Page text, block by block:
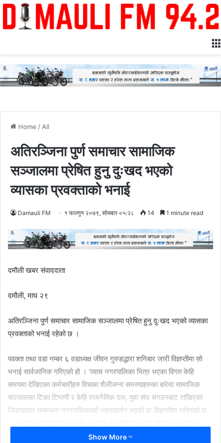
Home / All
अतिरञ्जिना पुर्ण समाचार सामाजिक
सञ्जालमा प्रेषित हुनु दुःखद भएको
व्यासका प्रवक्ताको भनाई
Damauli FM १ फाल्गुन २०७९, सोमबार ०५:२८ 14 1 minute read
दमौली खबर संवाददाता
दमौली, माघ २९
अतिरञ्जिना पुर्ण समाचार सामाजिक सञ्जालमा प्रेषित हुनु दुःखद भएको व्यासका
प्रवक्ताको भनाई रहेको छ ।
पवक्ता तथा वडा नम्बर ६ वडाध्यक्ष जीवन गुरुङद्धारा शनिबार जारी विज्ञप्तीमा सो
भनाई सार्वजानिक गरिएको हो । ‘व्यास नगरपालिका भित्र भएका विगत केहि
समयमा देखिएका कर्मचारीहरु विचका शैलीजन्य समस्याहरुका बारेमा सामाजिक
सञ्जालका टिका टिप्पणी र केहि राजनैतिक दल, युवा संघ संगठनबाट राखिएका
जिज्ञासाका सम्बन्धमा नगरपालिकाको ध्यानाकर्षण भएको छ’ विज्ञप्तीमा भनिएको छ
भरमा अतिरञ्जिना पुर्ण समाचार सामाजिक सञ्जालमा प्रेषित गर्ने कार्य दुःखद
Show More